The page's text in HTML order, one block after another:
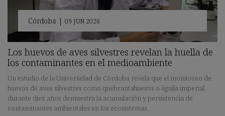
Córdoba | 09 JUN 2026
Los huevos de aves silvestres revelan la huella de
los contaminantes en el medioambiente
Un estudio de la Universidad de Córdoba revela que el monitoreo de
huevos de aves silvestres como quebrantahuesos o águila imperial
durante diez años demuestra la acumulación y persistencia de
contaminantes ambientales en los ecosistemas.